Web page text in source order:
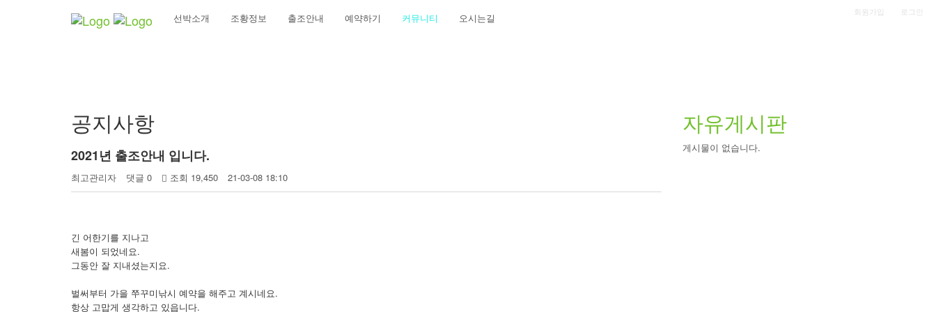
회원가입 로그인
선박소개 조황정보 출조안내 예약하기 커뮤니티 오시는길
공지사항
2021년 출조안내 입니다.
최고관리자 댓글 0 조회 19,450 21-03-08 18:10
긴 어한기를 지나고
새봄이 되었네요.
그동안 잘 지내셨는지요.
벌써부터 가을 쭈꾸미낚시 예약을 해주고 계시네요.
항상 고맙게 생각하고 있읍니다.
자유게시판
게시물이 없습니다.